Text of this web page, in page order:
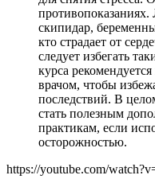
скипидар,
кто страдает от
следует избегать
курса
врачом, чтобы
последствий. В
стать полезным
практикам, если
осторожностью.
https://youtube.com/